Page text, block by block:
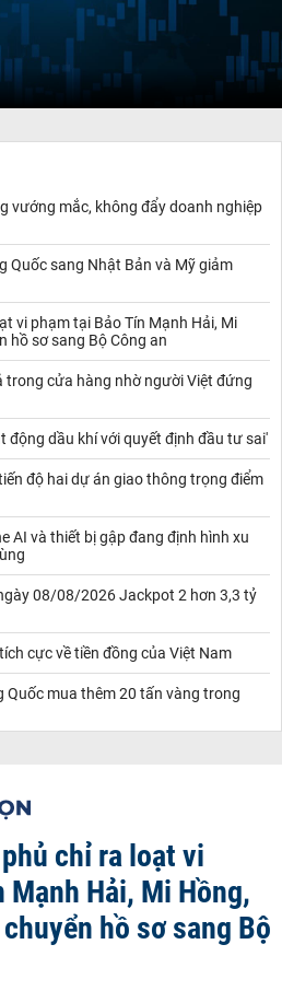
vướng mắc, không đẩy doanh nghiệp
Quốc sang Nhật Bản và Mỹ giảm
vi phạm tại Bảo Tín Mạnh Hải, Mi
hồ sơ sang Bộ Công an
trong cửa hàng nhờ người Việt đứng
động dầu khí với quyết định đầu tư sai'
độ hai dự án giao thông trọng điểm
AI và thiết bị gập đang định hình xu
08/08/2026 Jackpot 2 hơn 3,3 tỷ
cực về tiền đồng của Việt Nam
Quốc mua thêm 20 tấn vàng trong
chỉ ra loạt vi
Mạnh Hải, Mi Hồng,
hồ sơ sang Bộ